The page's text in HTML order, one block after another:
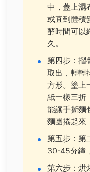
中，蓋上濕
或直到體積
酵時間可以
久。
第四步：摺
取出，輕輕
方形。塗上
紙一樣三折
能讓手撕麵
麵團捲起來
第五步：第
30-45分鐘
第六步：烘